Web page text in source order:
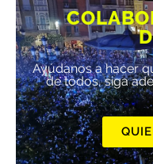
Ayúdanos a hacer
de todos, siga